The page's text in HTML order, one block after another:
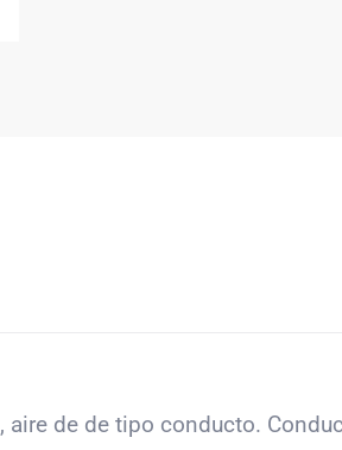
, aire de de tipo conducto.